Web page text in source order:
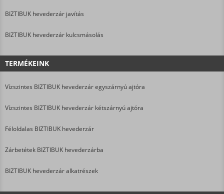
BIZTIBUK hevederzár javítás
BIZTIBUK hevederzár kulcsmásolás
TERMÉKEINK
Vízszintes BIZTIBUK hevederzár egyszárnyú ajtóra
Vízszintes BIZTIBUK hevederzár kétszárnyú ajtóra
Féloldalas BIZTIBUK hevederzár
Zárbetétek BIZTIBUK hevederzárba
BIZTIBUK hevederzár alkatrészek